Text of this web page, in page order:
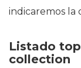
indicaremos la
Listado
collection